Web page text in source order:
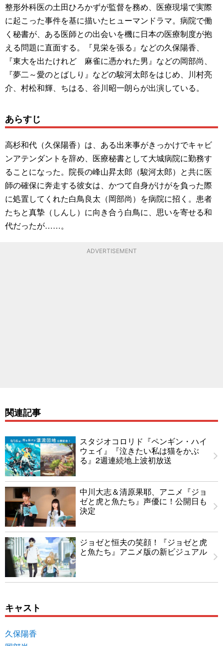
整形外科医の土田ひろかずが監督を務め、医療現場で実際
に起こった事件を基に描いたヒューマンドラマ。病院で働
く秘書が、ある医師との出会いを機に日本の医療制度が抱
える問題に直面する。『見栄を張る』などの久保陽香、
『東大を出たけれど 麻雀に憑かれた男』などの岡部尚、
『夢二～愛のとばしり』などの駿河太郎をはじめ、川村亮
介、村松和輝、ちはる、谷川昭一朗らが出演している。
あらすじ
高杉和代（久保陽香）は、ある出来事がきっかけでキャビ
ンアテンダントを辞め、医療秘書として大城病院に勤務す
ることになった。院長の峰山昇太郎（駿河太郎）と共に医
師の確保に奔走する彼女は、かつて自身がけがを負った際
に処置してくれた白鳥良太（岡部尚）を病院に招く。患者
たちと真摯（しんし）に向き合う白鳥に、思いを寄せる和
代だったが……。
ADVERTISEMENT
関連記事
スタジオコロリド『ペンギン・ハイ
ウェイ』『泣きたい私は猫をかぶ
る』2週連続地上波初放送
中川大志＆清原果耶、アニメ『ジョ
ゼと虎と魚たち』声優に！公開日も
決定
ジョゼと恒夫の笑顔！『ジョゼと虎
と魚たち』アニメ版の新ビジュアル
キャスト
久保陽香